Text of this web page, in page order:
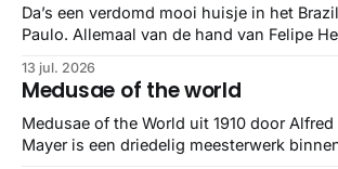
minstens
Da’s een verdomd mooi huisje in het
Paulo. Allemaal van de hand van Felipe
13 jul. 2026
Medusae of the world
Medusae of the World uit 1910 door
Mayer is een driedelig meesterwerk